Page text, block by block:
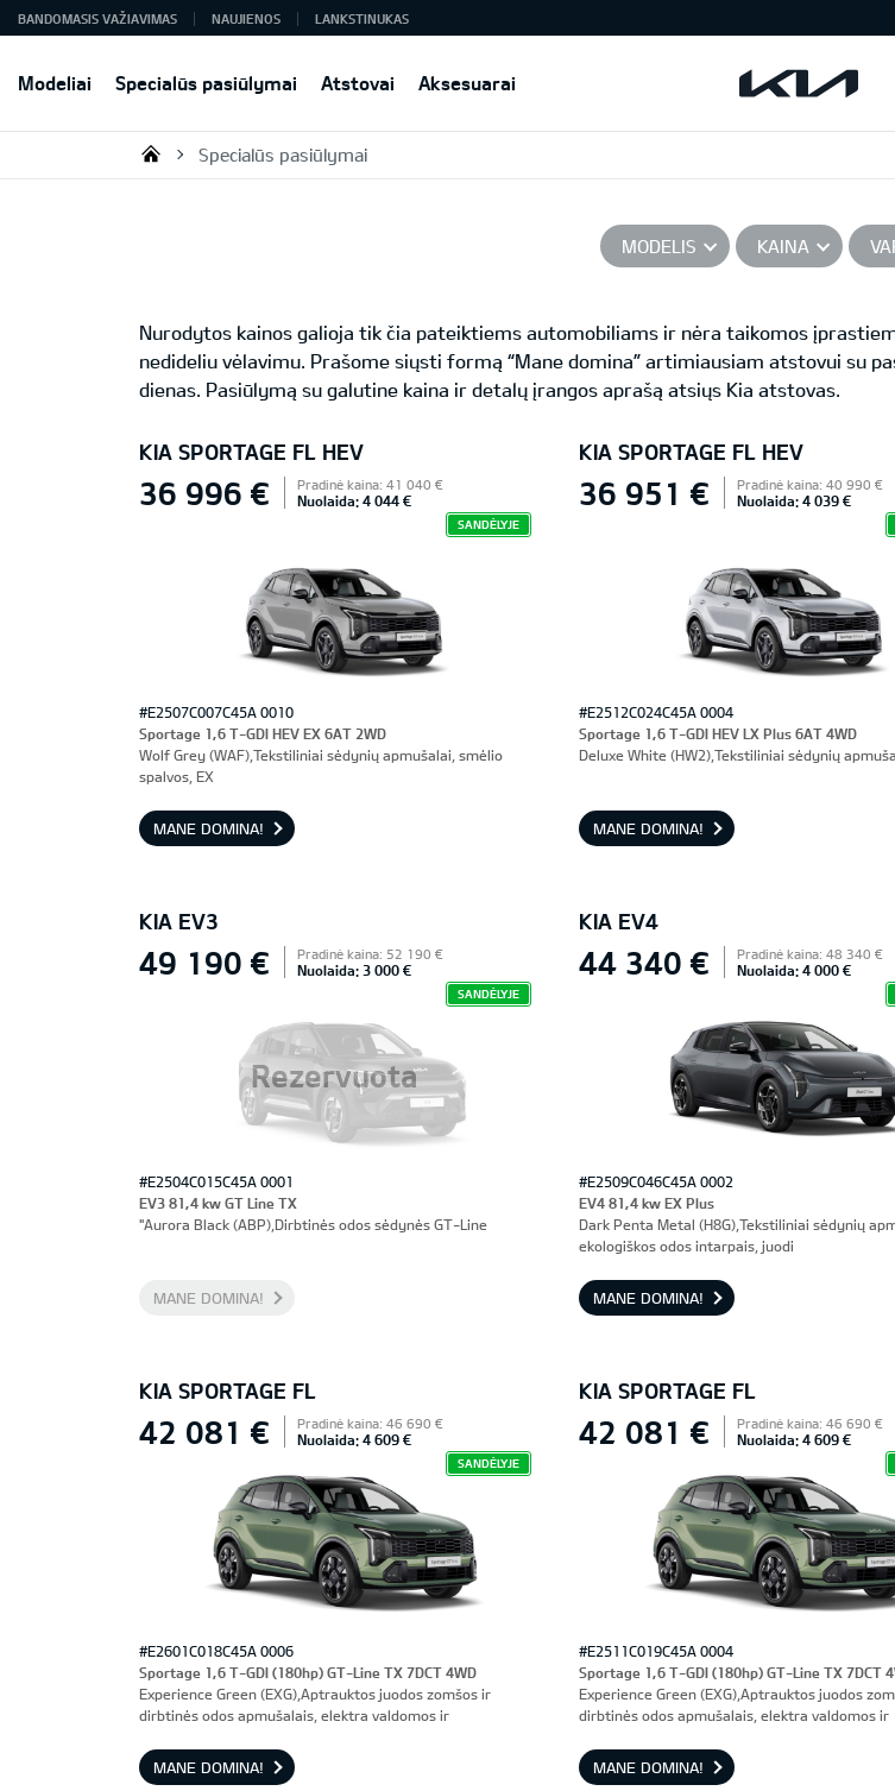
Modeliai Specialūs pasiūlymai Atstovai Aksesuarai
BANDOMASIS VAŽIAVIMAS NAUJIENOS LANKSTINUKAS
KIA AUTO AS
Specialūs pasiūlymai
MODELIS KAINA
Nurodytos kainos galioja tik čia pateiktiems automobiliams ir nėra taikomos
nedideliu vėlavimu. Prašome siųsti formą “Mane domina” artimiausiam atstovui su
dienas. Pasiūlymą su galutine kaina ir detalų įrangos aprašą atsiųs Kia atstovas.
KIA SPORTAGE FL HEV
36 996 € Pradinė kaina: 41 040 €
Nuolaida: 4 044 €
SANDĖLYJE
#E2507C007C45A 0010
Sportage 1,6 T-GDI HEV EX 6AT 2WD
Wolf Grey (WAF),Tekstiliniai sėdynių apmušalai, smėlio
spalvos, EX
MANE DOMINA!
KIA SPORTAGE FL HEV
36 951 € Pradinė kaina: 40 990 €
Nuolaida: 4 039 €
#E2512C024C45A 0004
Sportage 1,6 T-GDI HEV LX Plus 6AT 4WD
Deluxe White (HW2),Tekstiliniai sėdynių
MANE DOMINA!
KIA EV3
Rezervuota
49 190 € Pradinė kaina: 52 190 €
Nuolaida: 3 000 €
SANDĖLYJE
#E2504C015C45A 0001
EV3 81,4 kw GT Line TX
"Aurora Black (ABP),Dirbtinės odos sėdynės GT-Line
MANE DOMINA!
KIA EV4
44 340 € Pradinė kaina: 48 340 €
Nuolaida: 4 000 €
#E2509C046C45A 0002
EV4 81,4 kw EX Plus
Dark Penta Metal (H8G),Tekstiliniai sėdynių
ekologiškos odos intarpais, juodi
MANE DOMINA!
KIA SPORTAGE FL
42 081 € Pradinė kaina: 46 690 €
Nuolaida: 4 609 €
SANDĖLYJE
#E2601C018C45A 0006
Sportage 1,6 T-GDI (180hp) GT-Line TX 7DCT 4WD
Experience Green (EXG),Aptrauktos juodos zomšos ir
dirbtinės odos apmušalais, elektra valdomos ir
atmintimi
MANE DOMINA!
KIA SPORTAGE FL
42 081 € Pradinė kaina: 46 690 €
Nuolaida: 4 609 €
#E2511C019C45A 0004
Sportage 1,6 T-GDI (180hp) GT-Line TX 7DCT
Experience Green (EXG),Aptrauktos juodos
dirbtinės odos apmušalais, elektra valdomos ir
atmintimi
MANE DOMINA!